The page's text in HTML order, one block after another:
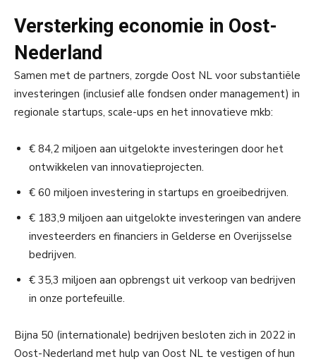
Versterking economie in Oost-
Nederland
Samen met de partners, zorgde Oost NL voor substantiële
investeringen (inclusief alle fondsen onder management) in
regionale startups, scale-ups en het innovatieve mkb:
€ 84,2 miljoen aan uitgelokte investeringen door het
ontwikkelen van innovatieprojecten.
€ 60 miljoen investering in startups en groeibedrijven.
€ 183,9 miljoen aan uitgelokte investeringen van andere
investeerders en financiers in Gelderse en Overijsselse
bedrijven.
€ 35,3 miljoen aan opbrengst uit verkoop van bedrijven
in onze portefeuille.
Bijna 50 (internationale) bedrijven besloten zich in 2022 in
Oost-Nederland met hulp van Oost NL te vestigen of hun